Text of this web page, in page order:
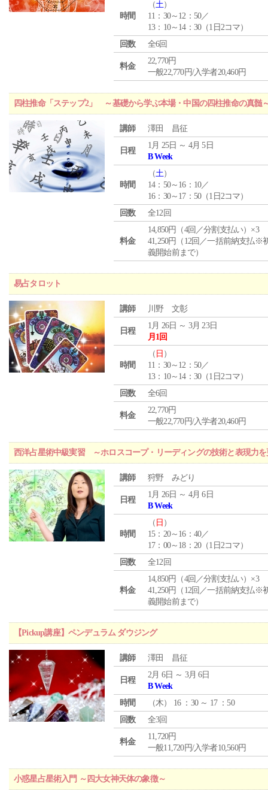
時間
（土）
11：30～12：50／
13：10～14：30（1日2コマ）
回数
全6回
料金
22,770円
一般22,770円/入学者20,460円
四柱推命「ステップ2」 ～基礎から学ぶ本場・中国の四柱推命の真髄
講師 澤田 昌征
日程
1月 25日 ～ 4月 5日
B Week
時間
（土）
14：50～16：10／
16：30～17：50（1日2コマ）
回数
全12回
料金
14,850円（4回／分割支払い）×3
41,250円（12回／一括前納支払※
義開始前まで）
易占タロット
講師 川野 文彰
日程
1月 26日 ～ 3月 23日
月1回
時間
（ 日 ）
11：30～12：50／
13：10～14：30（1日2コマ）
回数
全6回
料金
22,770円
一般22,770円/入学者20,460円
西洋占星術中級実習 ～ホロスコープ・リーディングの技術と表現力
講師 狩野 みどり
日程
1月 26日 ～ 4月 6日
B Week
時間
（ 日 ）
15：20～16：40／
17：00～18：20（1日2コマ）
回数
全12回
料金
14,850円（4回／分割支払い）×3
41,250円（12回／一括前納支払※
義開始前まで）
【Pickup講座】ペンデュラム ダウジング
講師 澤田 昌征
日程
2月 6日 ～ 3月 6日
B Week
時間
（木） 16 ：30 ～ 17 ：50
回数
全3回
料金
11,720円
一般11,720円/入学者10,560円
小惑星占星術入門 ～四大女神天体の象徴～